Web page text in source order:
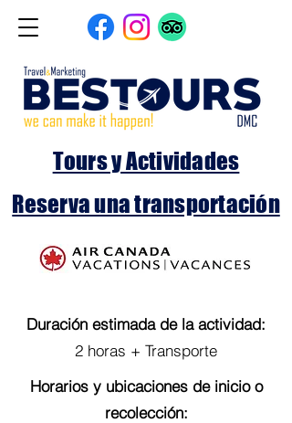
Reserva una transportación
Tours y Actividades
Duración estimada de la actividad:
2 horas + Transporte
Horarios y ubicaciones de inicio o
recolección: